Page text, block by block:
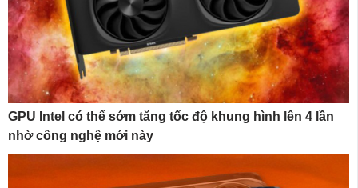
GPU Intel có thể sớm tăng tốc độ khung hình lên 4 lần
nhờ công nghệ mới này